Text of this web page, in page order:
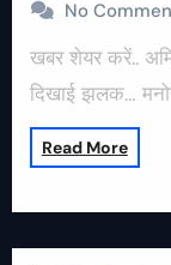
No
खबर शेयर करें.. अमिताभ ने आधी रात हनुमान सहस्त्र पूजन की
दिखाई झलक…
Read More